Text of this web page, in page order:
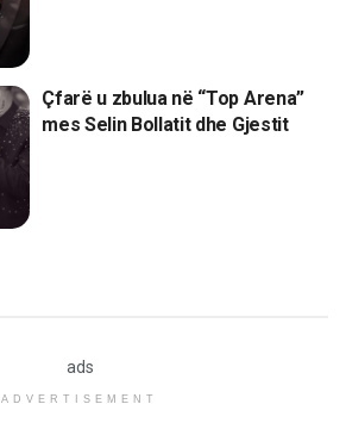
Çfarë u zbulua në “Top Arena”
mes Selin Bollatit dhe Gjestit
ads
ADVERTISEMENT